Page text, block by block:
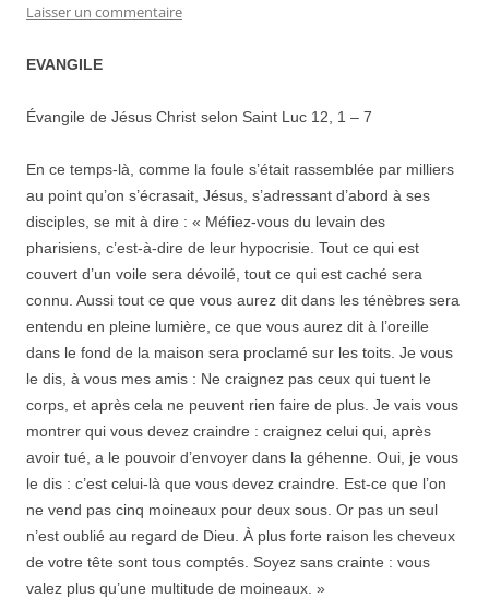
Laisser un commentaire
EVANGILE
Évangile de Jésus Christ selon Saint Luc 12, 1 – 7
En ce temps-là, comme la foule s’était rassemblée par milliers
au point qu’on s’écrasait, Jésus, s’adressant d’abord à ses
disciples, se mit à dire : « Méfiez-vous du levain des
pharisiens, c’est-à-dire de leur hypocrisie. Tout ce qui est
couvert d’un voile sera dévoilé, tout ce qui est caché sera
connu. Aussi tout ce que vous aurez dit dans les ténèbres sera
entendu en pleine lumière, ce que vous aurez dit à l’oreille
dans le fond de la maison sera proclamé sur les toits. Je vous
le dis, à vous mes amis : Ne craignez pas ceux qui tuent le
corps, et après cela ne peuvent rien faire de plus. Je vais vous
montrer qui vous devez craindre : craignez celui qui, après
avoir tué, a le pouvoir d’envoyer dans la géhenne. Oui, je vous
le dis : c’est celui-là que vous devez craindre. Est-ce que l’on
ne vend pas cinq moineaux pour deux sous. Or pas un seul
n’est oublié au regard de Dieu. À plus forte raison les cheveux
de votre tête sont tous comptés. Soyez sans crainte : vous
valez plus qu’une multitude de moineaux. »